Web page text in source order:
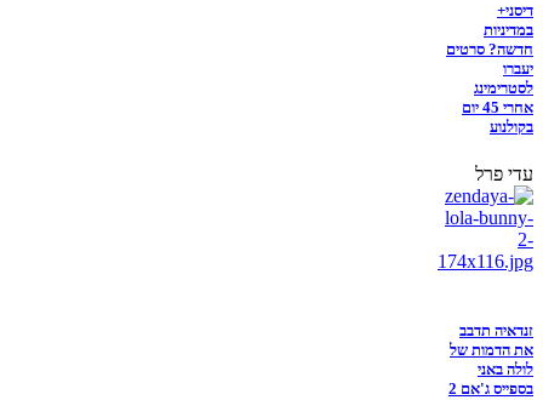
דיסני+
במדיניות
חדשה? סרטים
יעברו
לסטרימינג
אחרי 45 יום
בקולנוע
עדי פרל
זנדאיה תדבב
את הדמות של
לולה באני
בספייס ג'אם 2